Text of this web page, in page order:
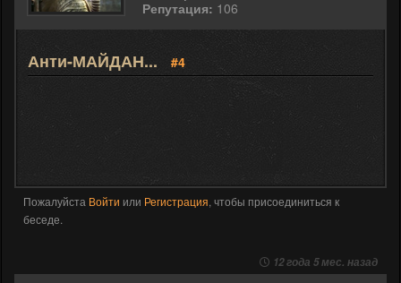
Репутация: 106
Анти-МАЙДАН... #4
Пожалуйста Войти или Регистрация, чтобы присоединиться к
беседе.
12 года 5 мес. назад